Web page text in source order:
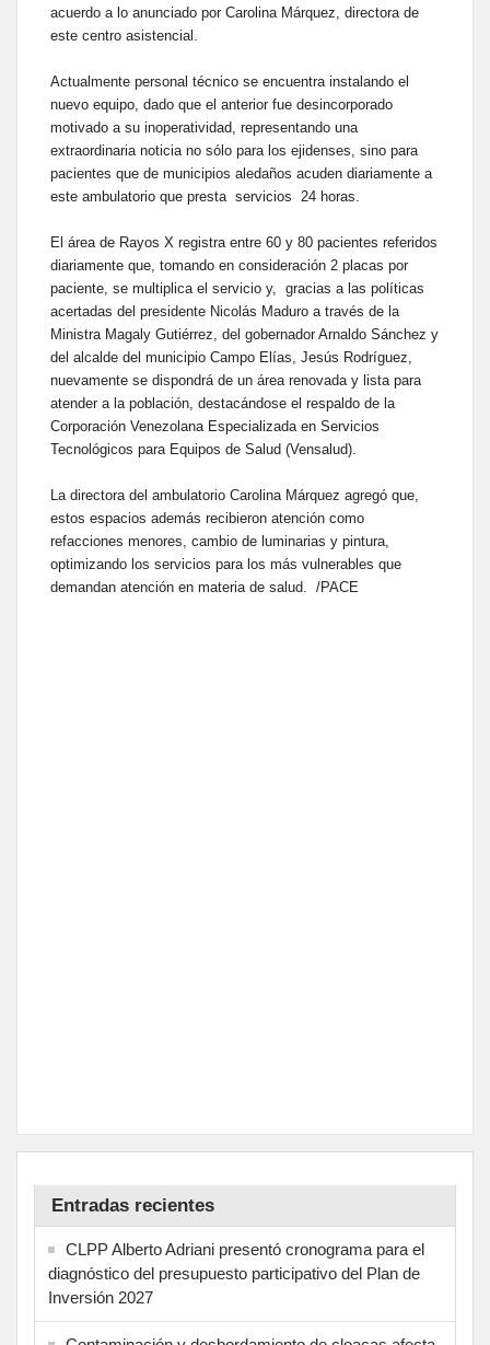
acuerdo a lo anunciado por Carolina Márquez, directora de
este centro asistencial.
Actualmente personal técnico se encuentra instalando el
nuevo equipo, dado que el anterior fue desincorporado
motivado a su inoperatividad, representando una
extraordinaria noticia no sólo para los ejidenses, sino para
pacientes que de municipios aledaños acuden diariamente a
este ambulatorio que presta servicios 24 horas.
El área de Rayos X registra entre 60 y 80 pacientes referidos
diariamente que, tomando en consideración 2 placas por
paciente, se multiplica el servicio y, gracias a las políticas
acertadas del presidente Nicolás Maduro a través de la
Ministra Magaly Gutiérrez, del gobernador Arnaldo Sánchez y
del alcalde del municipio Campo Elías, Jesús Rodríguez,
nuevamente se dispondrá de un área renovada y lista para
atender a la población, destacándose el respaldo de la
Corporación Venezolana Especializada en Servicios
Tecnológicos para Equipos de Salud (Vensalud).
La directora del ambulatorio Carolina Márquez agregó que,
estos espacios además recibieron atención como
refacciones menores, cambio de luminarias y pintura,
optimizando los servicios para los más vulnerables que
demandan atención en materia de salud. /PACE
Entradas recientes
CLPP Alberto Adriani presentó cronograma para el
diagnóstico del presupuesto participativo del Plan de
Inversión 2027